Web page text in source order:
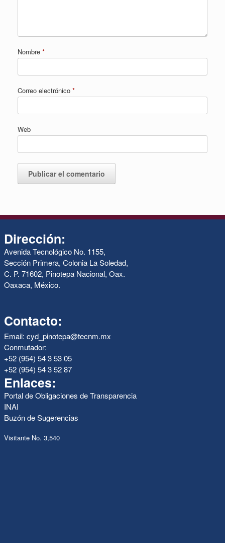
Nombre *
Correo electrónico *
Web
Dirección:
Avenida Tecnológico No. 1155,
Sección Primera, Colonia La Soledad,
C. P. 71602, Pinotepa Nacional, Oax.
Oaxaca, México.
Contacto:
Email: cyd_pinotepa@tecnm.mx
Conmutador:
+52 (954) 54 3 53 05
+52 (954) 54 3 52 87
Enlaces:
Portal de Obligaciones de Transparencia
INAI
Buzón de Sugerencias
Visitante No. 3,540